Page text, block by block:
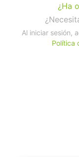
¿Ha
Al iniciar sesión,
Política